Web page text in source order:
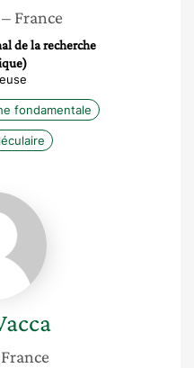
– France
de la recherche
fondamentale
Anna